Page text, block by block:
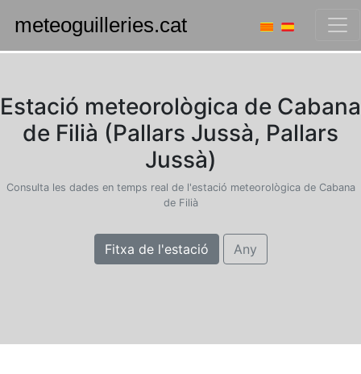
Estació meteorològica de Cabana
de Filià (Pallars Jussà, Pallars
Jussà)
Consulta les dades en temps real de l'estació meteorològica de Cabana
de Filià
Fitxa de l'estació Any